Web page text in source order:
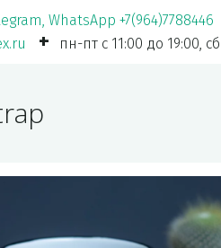
WhatsApp +7(964)7788446
пн-пт с 11:00 до 19:00,